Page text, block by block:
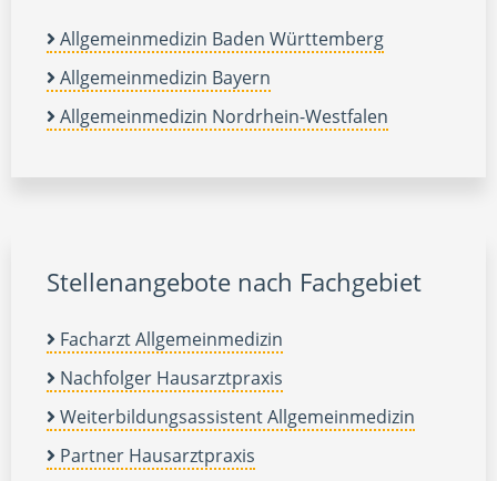
Allgemeinmedizin Baden Württemberg
Allgemeinmedizin Bayern
Allgemeinmedizin Nordrhein-Westfalen
Stellenangebote nach Fachgebiet
Facharzt Allgemeinmedizin
Nachfolger Hausarztpraxis
Weiterbildungsassistent Allgemeinmedizin
Partner Hausarztpraxis